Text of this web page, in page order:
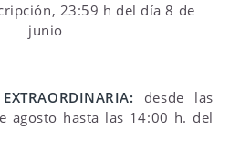
23:59 h del día 8 de
junio
desde las
agosto hasta las 14:00 h. del